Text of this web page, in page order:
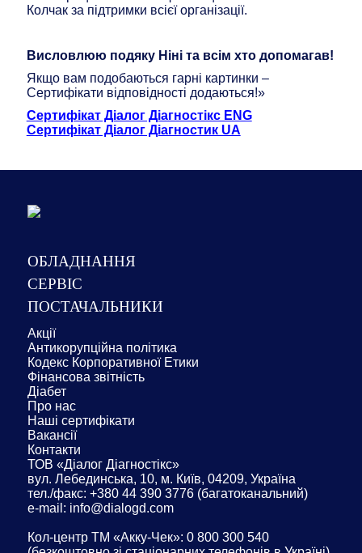
Колчак за підтримки всієї організації.
Висловлюю подяку Ніні та всім хто допомагав!
Якщо вам подобаються гарні картинки –
Сертифікати відповідності додаються!»
Сертифікат Діалог Діагностікс ENG
Сертифікат Діалог Діагностик UA
ОБЛАДНАННЯ
СЕРВІС
ПОСТАЧАЛЬНИКИ
Акції
Антикорупційна політика
Кодекс Корпоративної Етики
Фінансова звітність
Діабет
Про нас
Наші сертифікати
Вакансії
Контакти
ТОВ «Діалог Діагностікс»
вул. Лебединська, 10, м. Київ, 04209, Україна
тел./факс: +380 44 390 3776 (багатоканальний)
e-mail: info@dialogd.com
Кол-центр ТМ «Акку-Чек»: 0 800 300 540